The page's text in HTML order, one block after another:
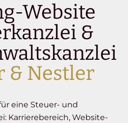
Website
&
& Nestler
eine Steuer- und
Karrierebereich, Website-